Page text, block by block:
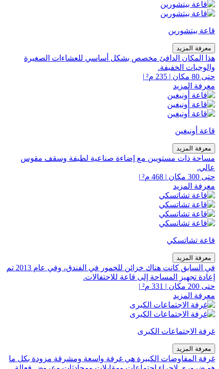
قاعة بيتشورين
معرفة المزيد
هذا المكان الدافئ مخصص بشكل أساسي للعشاءات الصغيرة
والوجبات الخفيفة.
حتى 80 مكان
| 235 م²
|
معرفة المزيد
قاعة أونيغين
معرفة المزيد
مساحة ذات مستويين مع إضاءة صناعية لطيفة وسقف مقوس
عالي.
حتى 300 مكان
| 468 م²
|
معرفة المزيد
قاعة تشاتسكي
معرفة المزيد
في السابق كانت هناك خزائن للخمور في الفندق، وفي عام 2013 تم
إعادة تجهيز المساحة إلى قاعة للاحتفالات.
حتى 200 مكان
| 331 م²
|
معرفة المزيد
غرفة الاجتماعات الكبرى
معرفة المزيد
غرفة المفاوضات الكبيرة هي غرفة واسعة ومشرقة مزودة بكل ما